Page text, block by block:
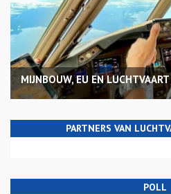
MIJNBOUW, EU EN LUCHTVAART
PARTNERS VAN
POLL